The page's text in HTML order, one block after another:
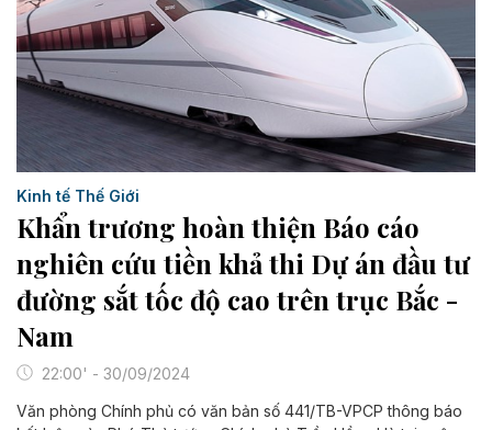
Kinh tế Thế Giới
Khẩn trương hoàn thiện Báo cáo
nghiên cứu tiền khả thi Dự án đầu tư
đường sắt tốc độ cao trên trục Bắc -
Nam
22:00' - 30/09/2024
Văn phòng Chính phủ có văn bản số 441/TB-VPCP thông báo